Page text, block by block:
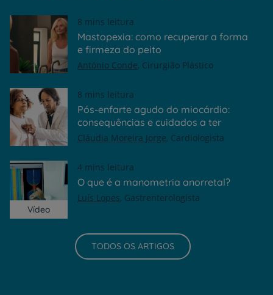
8 mins leitura
Mastopexia: como recuperar a forma
e firmeza do peito
António Conde Cirurgião Plástico
8 mins leitura
Pós-enfarte agudo do miocárdio:
consequências e cuidados a ter
Cláudia Moreira Jorge Cardiologista
Vídeo
4 mins leitura
O que é a manometria anorretal?
Luís Lopes Gastrenterologista
TODOS OS ARTIGOS